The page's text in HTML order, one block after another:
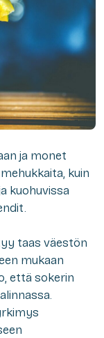
ja monet
kuin
kuohuvissa
taas väestön
mukaan
että sokerin